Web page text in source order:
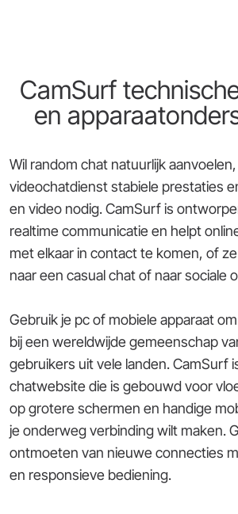
CamSurf
en
Wil random chat natuurlijk
videochatdienst stabiele prestaties
en video nodig. CamSurf is
realtime communicatie en helpt
met elkaar in contact te komen, of
naar een casual chat of naar sociale
Gebruik je pc of mobiele apparaat
bij een wereldwijde gemeenschap
gebruikers uit vele landen. CamSurf
chatwebsite die is gebouwd voor
op grotere schermen en handige
je onderweg verbinding wilt maken.
ontmoeten van nieuwe connecties
en responsieve bediening.